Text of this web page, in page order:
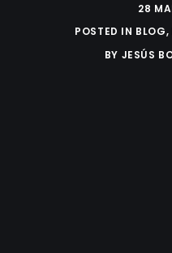
28
POSTED IN BLOG,
BY JESÚS